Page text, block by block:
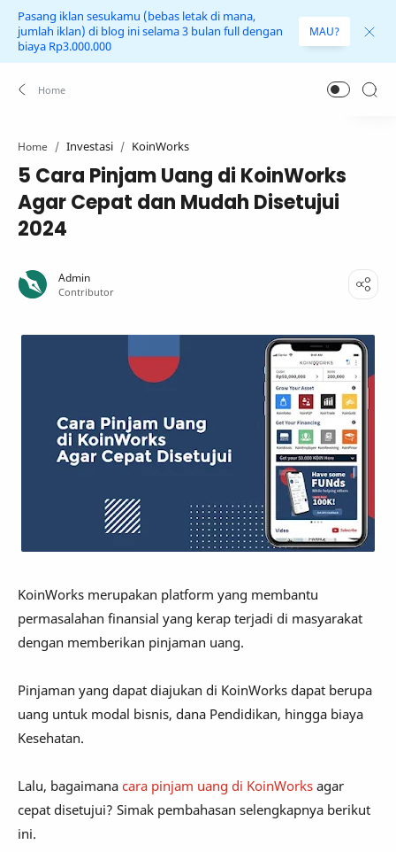
Pasang iklan sesukamu (bebas letak di mana,
jumlah iklan) di blog ini selama 3 bulan full dengan
biaya Rp3.000.000
MAU?
Home Investasi KoinWorks
5 Cara Pinjam Uang di KoinWorks
Agar Cepat dan Mudah Disetujui
2024
KoinWorks merupakan platform yang membantu
permasalahan finansial yang kerap terjadi di masyarakat
dengan memberikan pinjaman uang.
Pinjaman yang dapat diajukan di KoinWorks dapat berupa
uang untuk modal bisnis, dana Pendidikan, hingga biaya
Kesehatan.
Lalu, bagaimana cara pinjam uang di KoinWorks agar
cepat disetujui? Simak pembahasan selengkapnya berikut
ini.